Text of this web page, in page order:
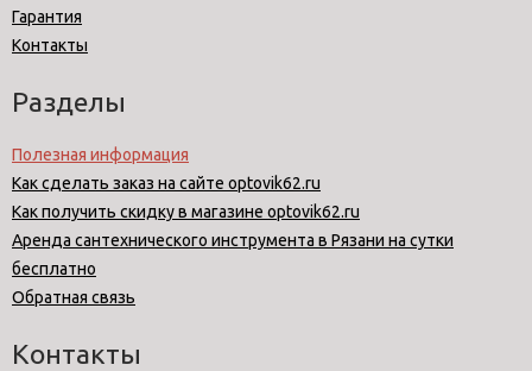
Гарантия
Контакты
Разделы
Полезная информация
Как сделать заказ на сайте optovik62.ru
Как получить скидку в магазине optovik62.ru
Аренда сантехнического инструмента в Рязани на сутки
бесплатно
Обратная связь
Контакты